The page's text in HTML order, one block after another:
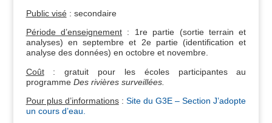
Public visé: secondaire
Période d’enseignement: 1re partie (sortie terrain et
analyses) en septembre et 2e partie (identification et
analyse des données) en octobre et novembre.
Coût: gratuit pour les écoles participantes au
programme Des rivières surveillées.
Pour plus d’informations: Site du G3E – Section J’adopte
un cours d’eau.